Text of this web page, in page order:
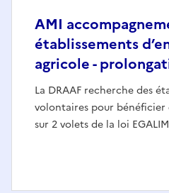
AMI
établissements
agricole -
La DRAAF recherche des
volontaires pour
sur 2 volets de la loi EGALIM